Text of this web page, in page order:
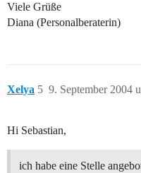
Viele Grüße
Diana (Personalberaterin)
Xelya 9. September 2004
5
Hi Sebastian,
ich habe eine Stelle